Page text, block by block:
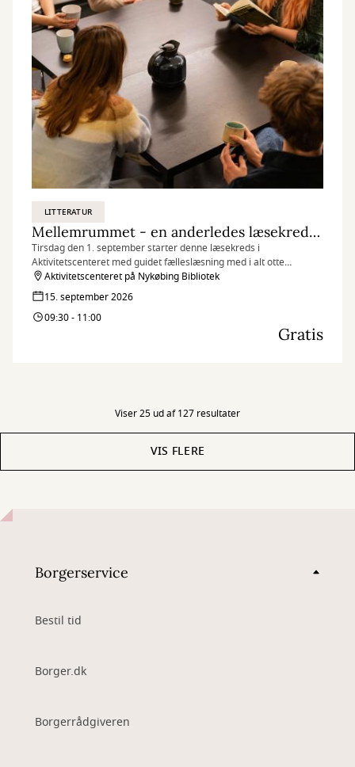
LITTERATUR
Mellemrummet - en anderledes læsekreds (tirsdagshold)
Tirsdag den 1. september starter denne læsekreds i
Aktivitetscenteret med guidet fælleslæsning med i alt otte
mødegange. Se datoer og information herunder.
Aktivitetscenteret på Nykøbing Bibliotek
15. september 2026
09:30 - 11:00
Gratis
Viser 25 ud af 127 resultater
VIS FLERE
Borgerservice
Bestil tid
Borger.dk
Borgerrådgiveren